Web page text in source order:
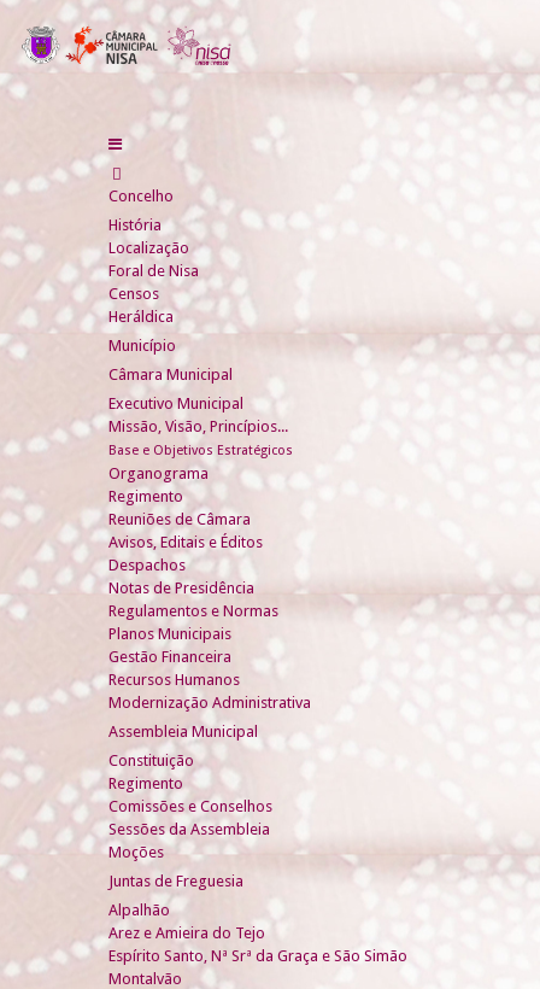
Concelho
História
Localização
Foral de Nisa
Censos
Heráldica
Município
Câmara Municipal
Executivo Municipal
Missão, Visão, Princípios...
Base e Objetivos Estratégicos
Organograma
Regimento
Reuniões de Câmara
Avisos, Editais e Éditos
Despachos
Notas de Presidência
Regulamentos e Normas
Planos Municipais
Gestão Financeira
Recursos Humanos
Modernização Administrativa
Assembleia Municipal
Constituição
Regimento
Comissões e Conselhos
Sessões da Assembleia
Moções
Juntas de Freguesia
Alpalhão
Arez e Amieira do Tejo
Espírito Santo, Nª Srª da Graça e São Simão
Montalvão